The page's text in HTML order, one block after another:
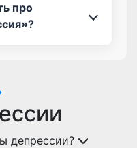
про
депрессии?